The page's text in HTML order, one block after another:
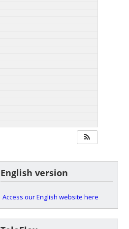
English version
Access our English website here